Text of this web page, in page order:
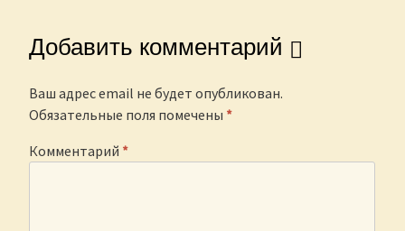
Добавить комментарий
Ваш адрес email не будет опубликован.
Обязательные поля помечены *
Комментарий *